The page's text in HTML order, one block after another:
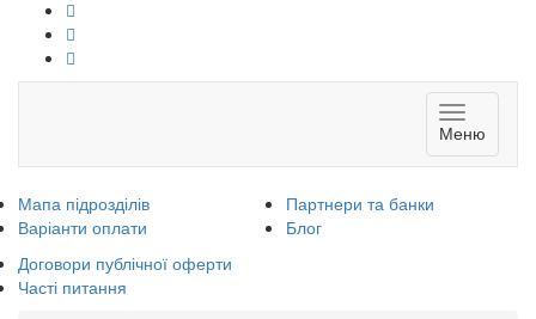
Toggle
Меню
Мапа підрозділів
Варіанти оплати
Партнери та банки
Блог
Договори публічної оферти
Часті питання